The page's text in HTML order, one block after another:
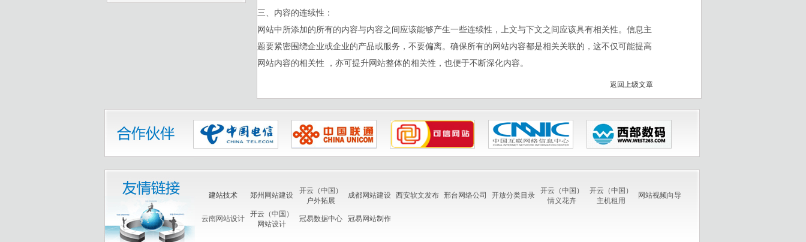
三、内容的连续性：
网站中所添加的所有的内容与内容之间应该能够产生一些连续性，上文与下文之间应该具有相关性。信息主
题要紧密围绕企业或企业的产品或服务，不要偏离。确保所有的网站内容都是相关关联的，这不仅可能提高
网站内容的相关性 ，亦可提升网站整体的相关性，也便于不断深化内容。
返回上级文章
建站技术 郑州网站建设
开云（中国）
户外拓展
成都网站建设 西安软文发布 邢台网络公司 开放分类目录
开云（中国）
情义花卉
开云（中国）
主机租用
网站视频向导
云南网站设计
开云（中国）
网站设计
冠易数据中心 冠易网站制作